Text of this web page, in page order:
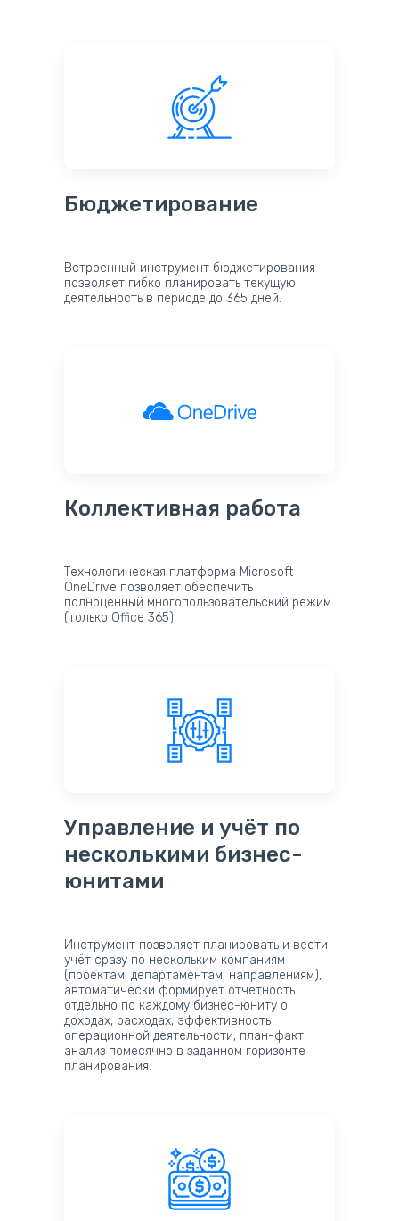
Бюджетирование
Встроенный инструмент бюджетирования
позволяет гибко планировать текущую
деятельность в периоде до 365 дней.
Коллективная работа
Технологическая платформа Microsoft
OneDrive позволяет обеспечить
полноценный многопользовательский режим.
(только Office 365)
Управление и учёт по
несколькими бизнес-
юнитами
Инструмент позволяет планировать и вести
учёт сразу по нескольким компаниям
(проектам, департаментам, направлениям),
автоматически формирует отчетность
отдельно по каждому бизнес-юниту о
доходах, расходах, эффективность
операционной деятельности, план-факт
анализ помесячно в заданном горизонте
планирования.